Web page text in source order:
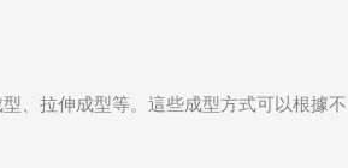
、拉伸成型等。這些成型方式可以根據不